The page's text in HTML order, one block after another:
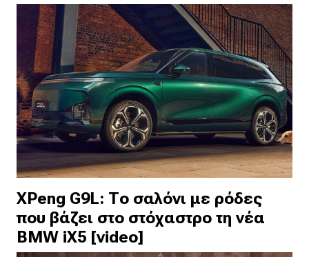
XPeng G9L: Το σαλόνι με ρόδες
που βάζει στο στόχαστρο τη νέα
BMW iX5 [video]